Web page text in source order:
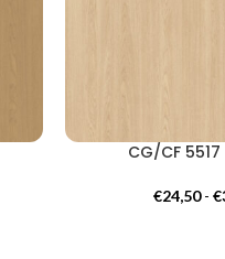
CG/CF
€24,50-€